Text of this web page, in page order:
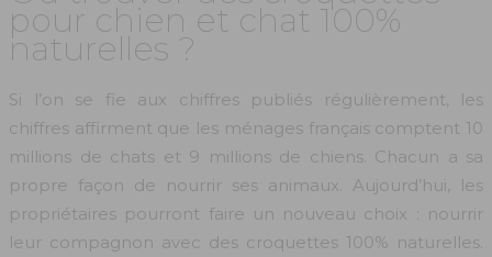
pour chien et chat 100%
naturelles ?
Si l’on se fie aux chiffres publiés régulièrement, les
chiffres affirment que les ménages français comptent 10
millions de chats et 9 millions de chiens. Chacun a sa
propre façon de nourrir ses animaux. Aujourd’hui, les
propriétaires pourront faire un nouveau choix : nourrir
leur compagnon avec des croquettes 100% naturelles.